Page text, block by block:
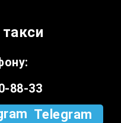
88-33
Telegram